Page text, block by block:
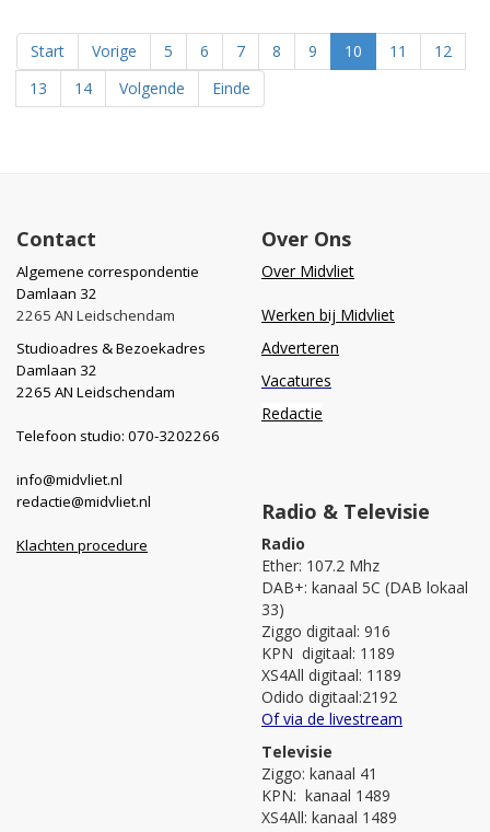
Start Vorige 5 6 7 8 9 10 11
12
13
14 Volgende Einde
Contact
Algemene correspondentie
Damlaan 32
2265 AN Leidschendam
Studioadres & Bezoekadres
Damlaan 32
2265 AN Leidschendam
Telefoon studio: 070-3202266
info@midvliet.nl
redactie@midvliet.nl
Klachten procedure
Over Ons
Over Midvliet
Werken bij Midvliet
Adverteren
Vacatures
Redactie
Radio & Televisie
Radio
Ether: 107.2 Mhz
DAB+: kanaal 5C (DAB lokaal
33)
Ziggo digitaal: 916
KPN digitaal: 1189
XS4All digitaal: 1189
Odido digitaal:2192
Of via de livestream
Televisie
Ziggo: kanaal 41
KPN: kanaal 1489
XS4All: kanaal 1489